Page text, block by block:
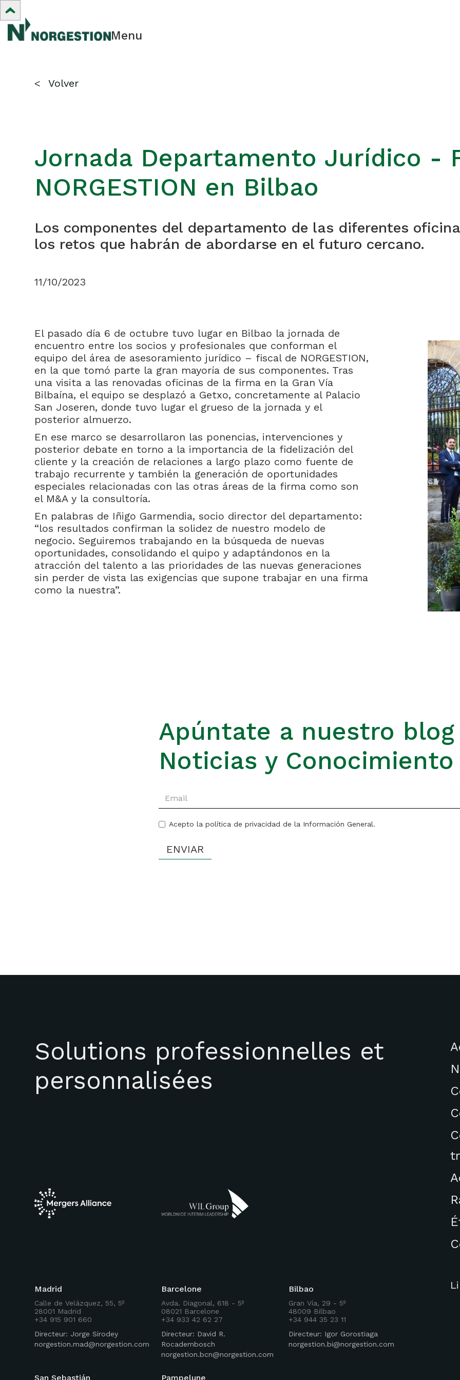
Menu
< Volver
Jornada Departamento Jurídico -
NORGESTION en Bilbao
Los componentes del departamento de las diferentes
los retos que habrán de abordarse en el futuro cercano.
11/10/2023
El pasado día 6 de octubre tuvo lugar en Bilbao la jornada de
encuentro entre los socios y profesionales que conforman el
equipo del área de asesoramiento jurídico – fiscal de NORGESTION,
en la que tomó parte la gran mayoría de sus componentes. Tras
una visita a las renovadas oficinas de la firma en la Gran Vía
Bilbaína, el equipo se desplazó a Getxo, concretamente al Palacio
San Joseren, donde tuvo lugar el grueso de la jornada y el
posterior almuerzo.
En ese marco se desarrollaron las ponencias, intervenciones y
posterior debate en torno a la importancia de la fidelización del
cliente y la creación de relaciones a largo plazo como fuente de
trabajo recurrente y también la generación de oportunidades
especiales relacionadas con las otras áreas de la firma como son
el M&A y la consultoría.
En palabras de Iñigo Garmendia, socio director del departamento:
“los resultados confirman la solidez de nuestro modelo de
negocio. Seguiremos trabajando en la búsqueda de nuevas
oportunidades, consolidando el quipo y adaptándonos en la
atracción del talento a las prioridades de las nuevas generaciones
sin perder de vista las exigencias que supone trabajar en una firma
como la nuestra”.
Apúntate a nuestro
Noticias y Conocimiento
Acepto la política de privacidad de la Información General.
Solutions professionnelles et
personnalisées
Madrid
Calle de Velázquez, 55, 5º
28001 Madrid
+34 915 901 660
Directeur: Jorge Sirodey
norgestion.mad@norgestion.com
Barcelone
Avda. Diagonal, 618 - 5º
08021 Barcelone
+34 933 42 62 27
Directeur: David R.
Rocadembosch
norgestion.bcn@norgestion.com
Bilbao
Gran Vía, 29 - 5º
48009 Bilbao
+34 944 35 23 11
Directeur: Igor Gorostiaga
norgestion.bi@norgestion.com
San Sebastián Pampelune